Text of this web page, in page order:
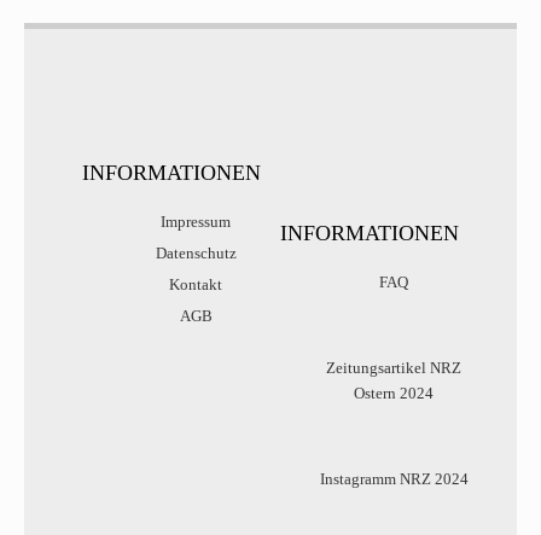
INFORMATIONEN
Impressum
Datenschutz
Kontakt
AGB
INFORMATIONEN
FAQ
Zeitungsartikel NRZ
Ostern 2024
Instagramm NRZ 2024